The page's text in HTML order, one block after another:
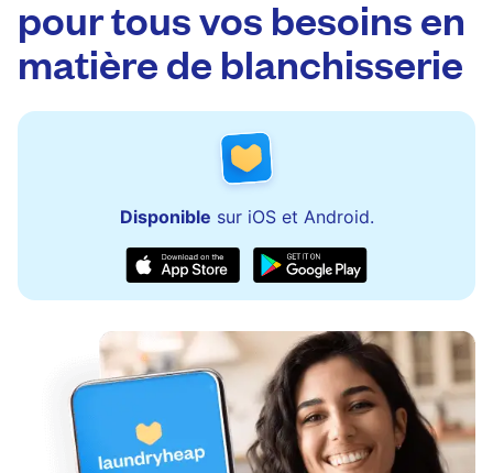
de tout problème.
pour tous vos besoins en
matière de blanchisserie
Disponible sur iOS et Android.